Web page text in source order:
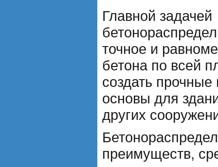
Главной задачей
точное и
бетона по всей
создать
основы для
других
преимуществ,